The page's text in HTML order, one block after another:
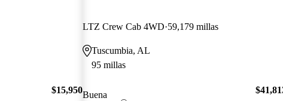
$15,950
LTZ Crew Cab 4WD 59,179 millas
Tuscumbia, AL
95 millas
Buena